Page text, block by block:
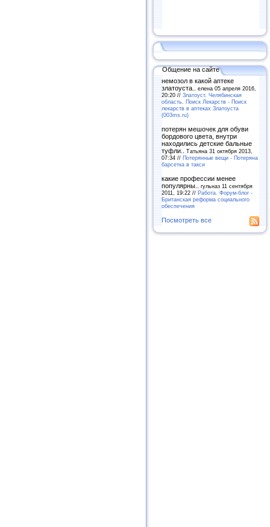
Общение на сайте
немозол в какой аптеке
златоуста.. елена 05 апреля 2016,
20:20 // Златоуст. Челябинская
область. Поиск Лекарств - Поиск
лекарств в аптеках Златоуста
(003ms.ru)
потерян мешочек для обуви
бордового цвета, внутри
находились детские бальные
туфли.. Татьяна 31 октября 2013,
07:34 // Потерянные вещи - Потеряна
барсетка в такси
какие профессии менее
популярны.. гульназ 11 сентября
2011, 19:22 // Работа. Форум-блог -
Британская реформа социального
обеспечения
Посмотреть все